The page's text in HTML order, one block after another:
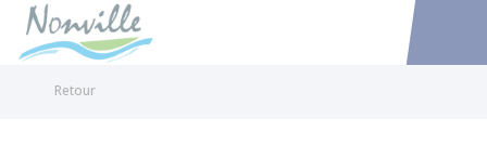
Accéder
Retour